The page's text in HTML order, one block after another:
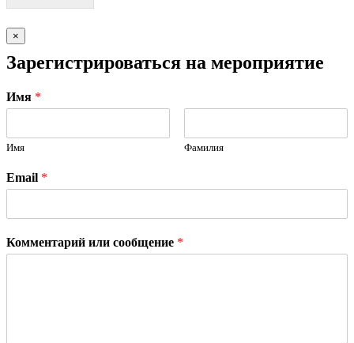
×
Зарегистрироваться на мероприятие
Имя *
Имя Фамилия
Email *
Комментарий или сообщение *